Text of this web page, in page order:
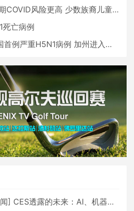
风险更高 少数族裔儿童存在差异
死亡病例
严重H5N1病例 加州进入紧急状态
] CES透露的未来：AI、机器人与智能生活大爆发